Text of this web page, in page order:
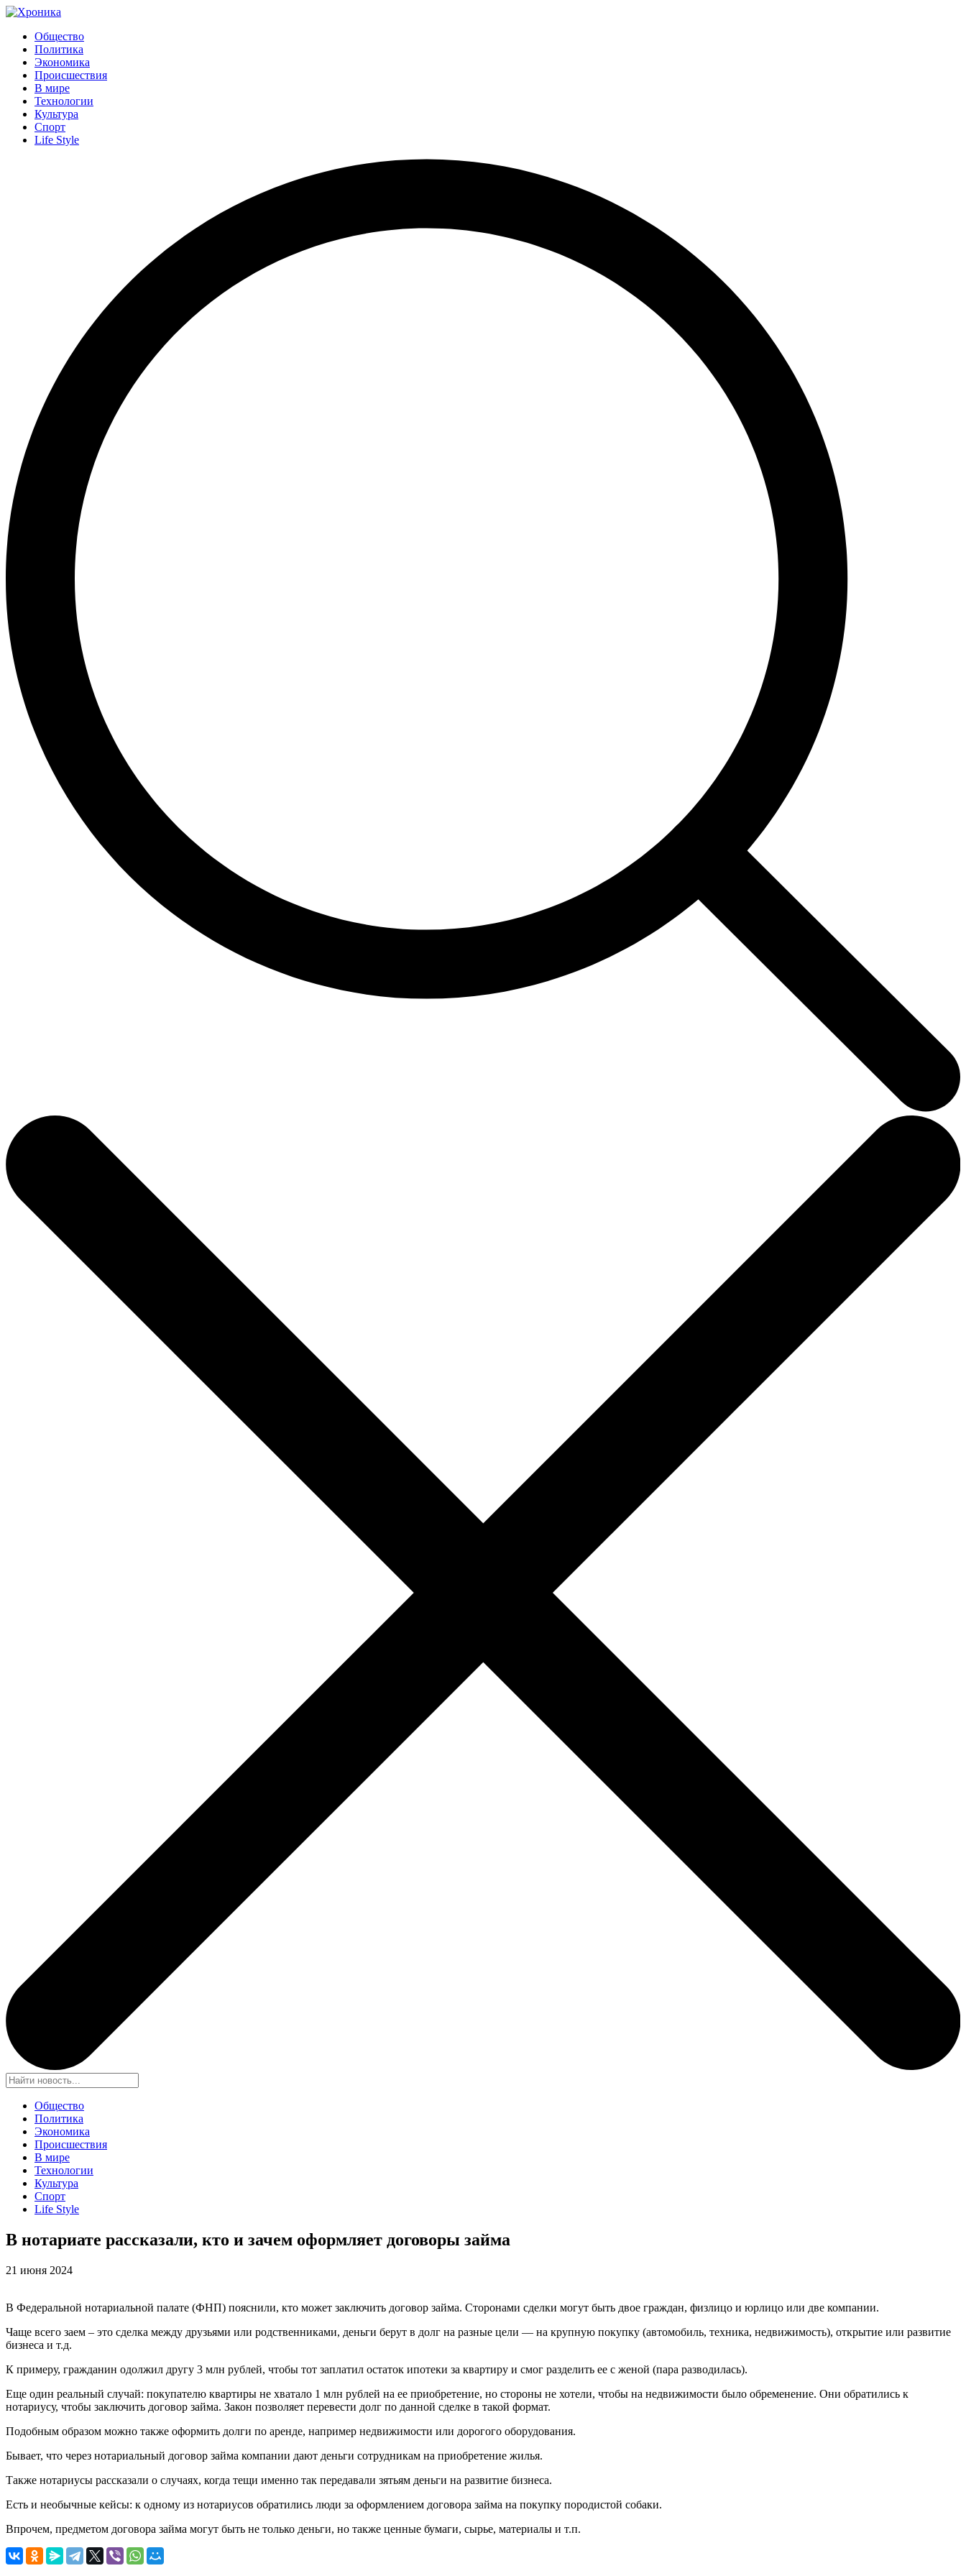
Общество
Политика
Экономика
Происшествия
В мире
Технологии
Культура
Спорт
Life Style
Общество
Политика
Экономика
Происшествия
В мире
Технологии
Культура
Спорт
Life Style
В нотариате рассказали, кто и зачем оформляет договоры займа
21 июня 2024
В Федеральной нотариальной палате (ФНП) пояснили, кто может заключить договор займа. Сторонами сделки могут быть двое граждан, физлицо и юрлицо или две компании.
Чаще всего заем – это сделка между друзьями или родственниками, деньги берут в долг на разные цели — на крупную покупку (автомобиль, техника, недвижимость), открытие или развитие
бизнеса и т.д.
К примеру, гражданин одолжил другу 3 млн рублей, чтобы тот заплатил остаток ипотеки за квартиру и смог разделить ее с женой (пара разводилась).
Еще один реальный случай: покупателю квартиры не хватало 1 млн рублей на ее приобретение, но стороны не хотели, чтобы на недвижимости было обременение. Они обратились к
нотариусу, чтобы заключить договор займа. Закон позволяет перевести долг по данной сделке в такой формат.
Подобным образом можно также оформить долги по аренде, например недвижимости или дорогого оборудования.
Бывает, что через нотариальный договор займа компании дают деньги сотрудникам на приобретение жилья.
Также нотариусы рассказали о случаях, когда тещи именно так передавали зятьям деньги на развитие бизнеса.
Есть и необычные кейсы: к одному из нотариусов обратились люди за оформлением договора займа на покупку породистой собаки.
Впрочем, предметом договора займа могут быть не только деньги, но также ценные бумаги, сырье, материалы и т.п.